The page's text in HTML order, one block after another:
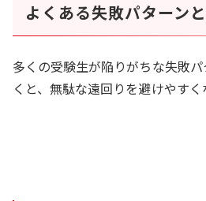
よくある失敗パターン
多くの受験生が陥りがちな失敗
くと、無駄な遠回りを避けやすく